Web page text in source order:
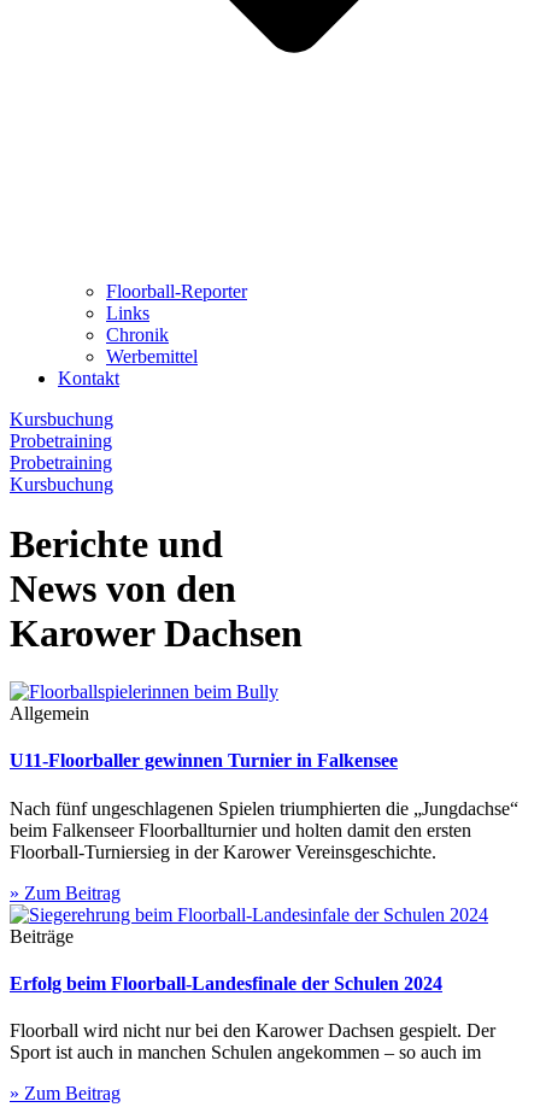
Floorball-Reporter
Links
Chronik
Werbemittel
Kontakt
Kursbuchung
Probetraining
Probetraining
Kursbuchung
Berichte und
News von den
Karower Dachsen
Allgemein
U11-Floorballer gewinnen Turnier in Falkensee
Nach fünf ungeschlagenen Spielen triumphierten die „Jungdachse“
beim Falkenseer Floorballturnier und holten damit den ersten
Floorball-Turniersieg in der Karower Vereinsgeschichte.
» Zum Beitrag
Beiträge
Erfolg beim Floorball-Landesfinale der Schulen 2024
Floorball wird nicht nur bei den Karower Dachsen gespielt. Der
Sport ist auch in manchen Schulen angekommen – so auch im
» Zum Beitrag